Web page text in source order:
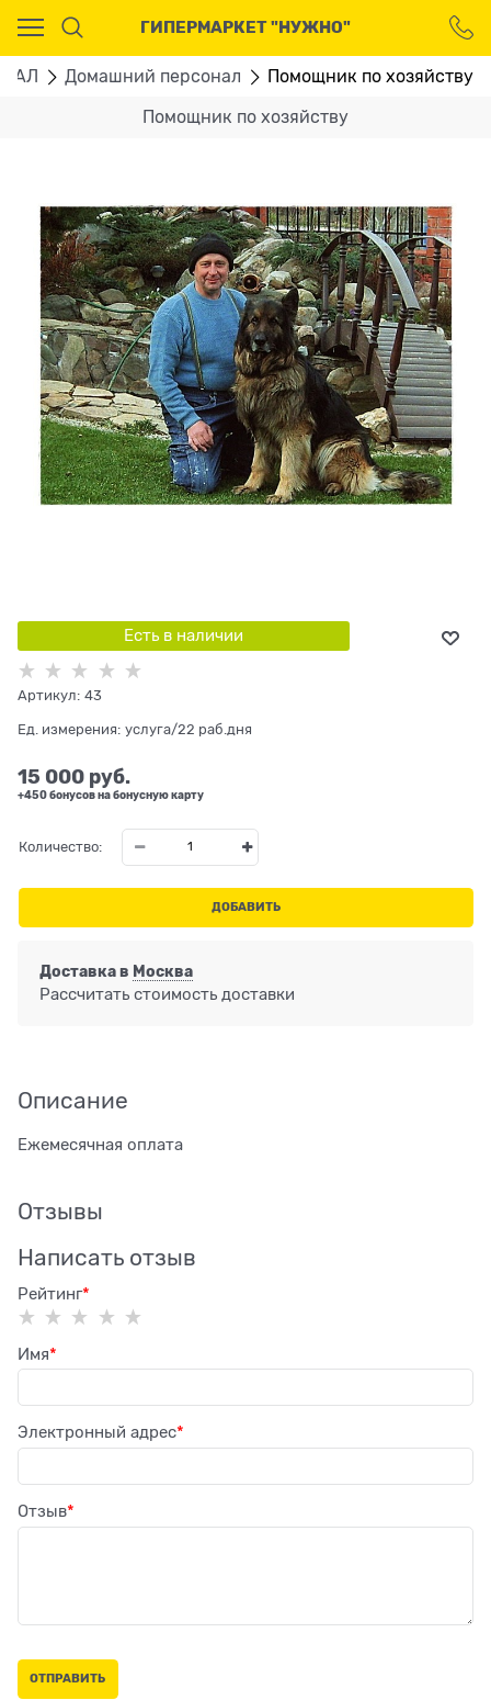
ГИПЕРМАРКЕТ "НУЖНО"
Домашний персонал Помощник по хозяйству
Помощник по хозяйству
Есть в наличии
Артикул: 43
Ед. измерения: услуга/22 раб.дня
15 000 руб.
+450 бонусов на бонусную карту
Количество:
ДОБАВИТЬ
Доставка в Москва
Рассчитать стоимость доставки
Описание
Ежемесячная оплата
Отзывы
Написать отзыв
Рейтинг
Имя
Электронный адрес
Отзыв
Ваш город - Москва,
угадали?
ДА НЕТ